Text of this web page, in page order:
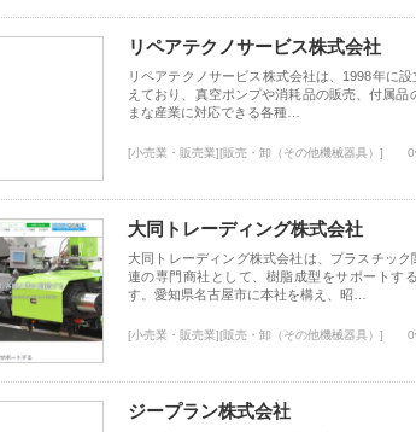
リペアテクノサービス株式会社
リペアテクノサービス株式会社は、1998年に
えており、真空ポンプや消耗品の販売、付属
まな産業に対応できる各種…
[小売業・販売業][販売・卸（その他機械器具）]
大同トレーディング株式会社
大同トレーディング株式会社は、プラスチッ
連の専門商社として、樹脂成型をサポートす
す。愛知県名古屋市に本社を構え、昭…
[小売業・販売業][販売・卸（その他機械器具）]
ジープラン株式会社